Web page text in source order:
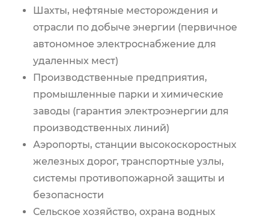
Шахты, нефтяные месторождения и
отрасли по добыче энергии (первичное
автономное электроснабжение для
удаленных мест)
Производственные предприятия,
промышленные парки и химические
заводы (гарантия электроэнергии для
производственных линий)
Аэропорты, станции высокоскоростных
железных дорог, транспортные узлы,
системы противопожарной защиты и
безопасности
Сельское хозяйство, охрана водных